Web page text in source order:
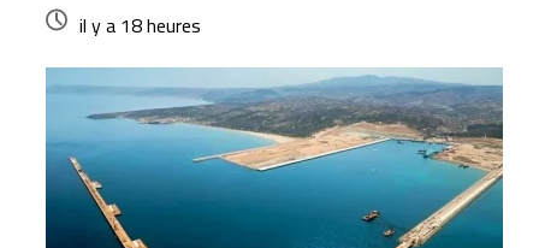
il y a 18 heures